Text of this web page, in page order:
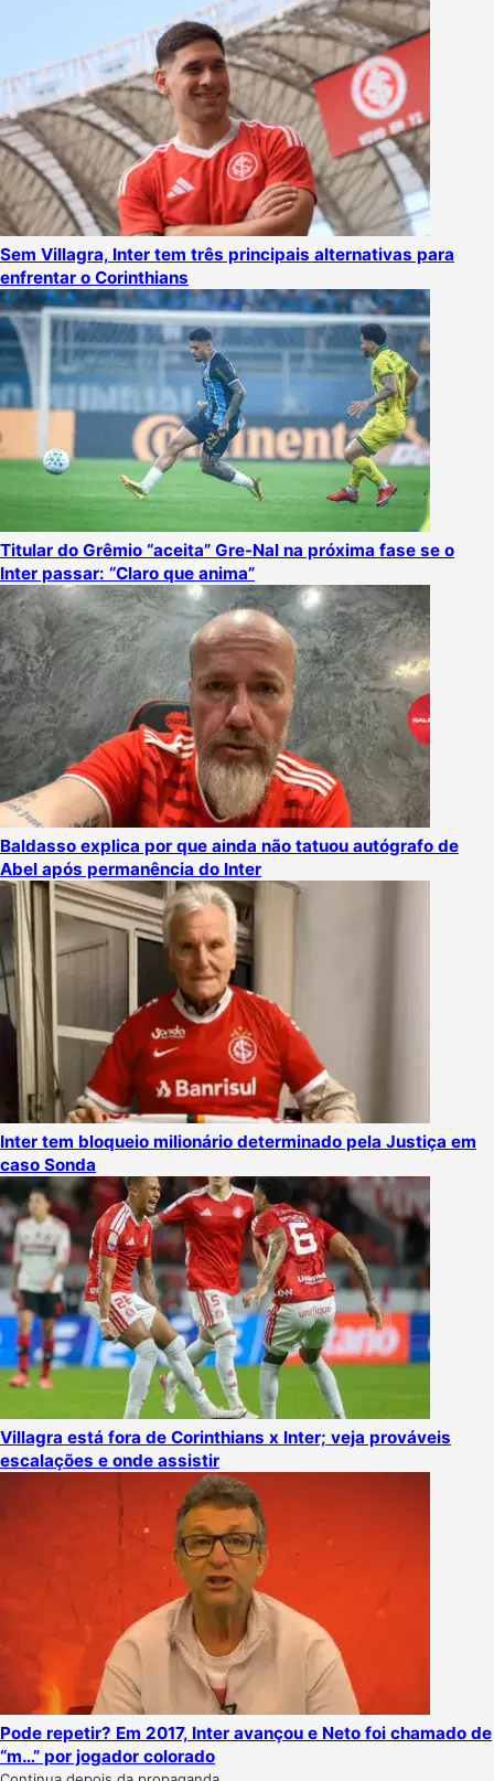
Sem Villagra, Inter tem três principais alternativas para
enfrentar o Corinthians
Titular do Grêmio “aceita” Gre-Nal na próxima fase se o
Inter passar: “Claro que anima”
Baldasso explica por que ainda não tatuou autógrafo de
Abel após permanência do Inter
Inter tem bloqueio milionário determinado pela Justiça em
caso Sonda
Villagra está fora de Corinthians x Inter; veja prováveis
escalações e onde assistir
Pode repetir? Em 2017, Inter avançou e Neto foi chamado de
“m…” por jogador colorado